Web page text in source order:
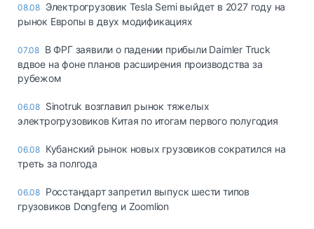
08.08 Электрогрузовик Tesla Semi выйдет в 2027 году на
рынок Европы в двух модификациях
07.08 В ФРГ заявили о падении прибыли Daimler Truck
вдвое на фоне планов расширения производства за
рубежом
06.08 Sinotruk возглавил рынок тяжелых
электрогрузовиков Китая по итогам первого полугодия
06.08 Кубанский рынок новых грузовиков сократился на
треть за полгода
06.08 Росстандарт запретил выпуск шести типов
грузовиков Dongfeng и Zoomlion